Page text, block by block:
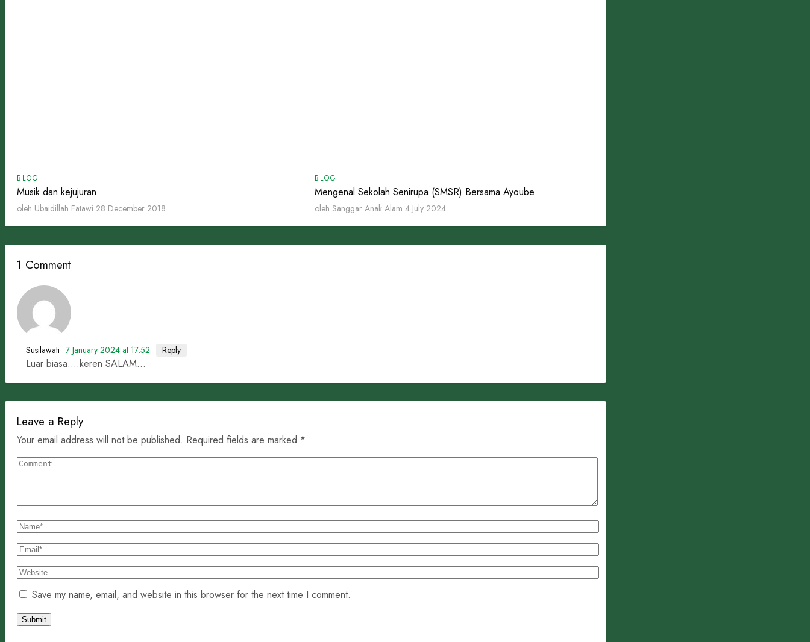
BLOG
Musik dan kejujuran
oleh Ubaidillah Fatawi 28 December 2018
BLOG
Mengenal Sekolah Senirupa (SMSR) Bersama Ayoube
oleh Sanggar Anak Alam 4 July 2024
1 Comment
Susilawati 7 January 2024 at 17:52 Reply
Luar biasa….keren SALAM…
Leave a Reply
Your email address will not be published. Required fields are marked *
Save my name, email, and website in this browser for the next time I comment.